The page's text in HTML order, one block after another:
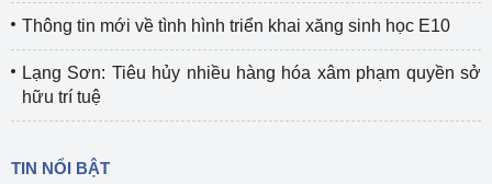
Thông tin mới về tình hình triển khai xăng sinh học E10
Lạng Sơn: Tiêu hủy nhiều hàng hóa xâm phạm quyền sở
hữu trí tuệ
TIN NỔI BẬT